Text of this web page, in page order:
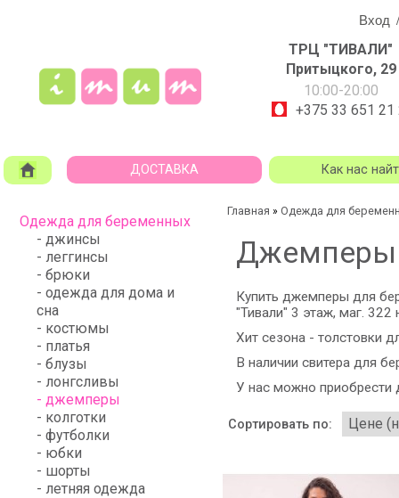
Вход
ТРЦ "ТИВАЛИ"
Притыцкого, 29
10:00-20:00
+375 33 651 21
ДОСТАВКА Как нас
Одежда для беременных
- джинсы
- леггинсы
- брюки
- одежда для дома и
сна
- костюмы
- платья
- блузы
- лонгсливы
- джемперы
- колготки
- футболки
- юбки
- шорты
- летняя одежда
Главная » Одежда для
Джемперы
Купить джемперы для
"Тивали" 3 этаж, маг. 322
Хит сезона - толстовки
В наличии свитера для
У нас можно
Сортировать по: